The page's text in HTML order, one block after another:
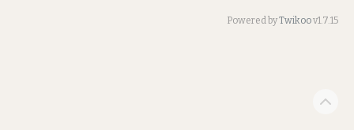
Powered byTwikoov1.7.15